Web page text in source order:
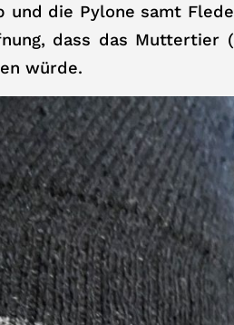
die Pylone samt
dass das Muttertier
würde.